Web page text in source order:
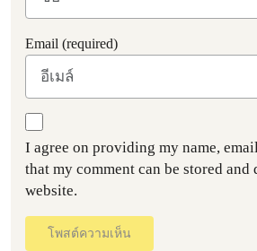
Email (required)
I agree on providing my name,
that my comment can be stored and
website.
โพสต์ความเห็น